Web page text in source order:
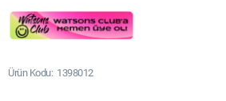
Ürün Kodu 1398012